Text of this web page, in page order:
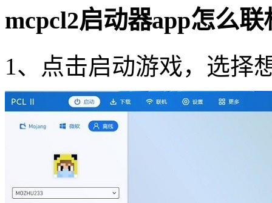
mcpcl2启动器app怎么联
1、点击启动游戏，选择